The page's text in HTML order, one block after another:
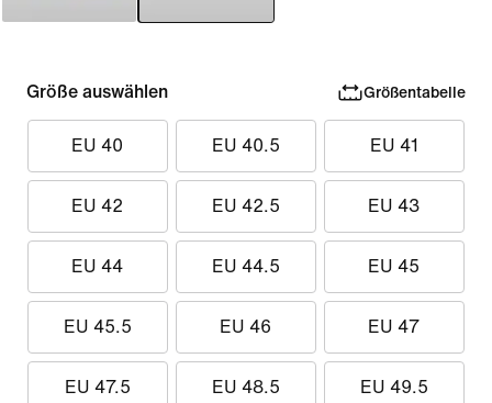
Größe auswählen Größentabelle
EU 40 EU 40.5 EU 41
EU 42 EU 42.5 EU 43
EU 44 EU 44.5 EU 45
EU 45.5 EU 46 EU 47
EU 47.5 EU 48.5 EU 49.5